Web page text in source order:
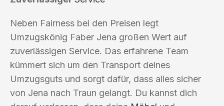
Neben Fairness bei den Preisen legt
Umzugskönig Faber Jena großen Wert auf
zuverlässigen Service. Das erfahrene Team
kümmert sich um den Transport deines
Umzugsguts und sorgt dafür, dass alles sicher
von Jena nach Traun gelangt. Du kannst dich